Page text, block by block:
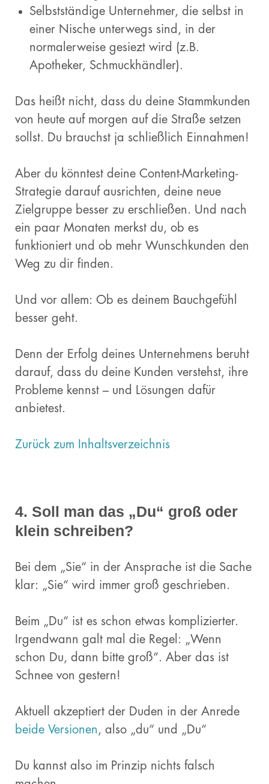
Selbstständige Unternehmer, die selbst in
einer Nische unterwegs sind, in der
normalerweise gesiezt wird (z.B.
Apotheker, Schmuckhändler).
Das heißt nicht, dass du deine Stammkunden
von heute auf morgen auf die Straße setzen
sollst. Du brauchst ja schließlich Einnahmen!
Aber du könntest deine Content-Marketing-
Strategie darauf ausrichten, deine neue
Zielgruppe besser zu erschließen. Und nach
ein paar Monaten merkst du, ob es
funktioniert und ob mehr Wunschkunden den
Weg zu dir finden.
Und vor allem: Ob es deinem Bauchgefühl
besser geht.
Denn der Erfolg deines Unternehmens beruht
darauf, dass du deine Kunden verstehst, ihre
Probleme kennst – und Lösungen dafür
anbietest.
Zurück zum Inhaltsverzeichnis
4. Soll man das „Du“ groß oder
klein schreiben?
Bei dem „Sie“ in der Ansprache ist die Sache
klar: „Sie“ wird immer groß geschrieben.
Beim „Du“ ist es schon etwas komplizierter.
Irgendwann galt mal die Regel: „Wenn
schon Du, dann bitte groß“. Aber das ist
Schnee von gestern!
Aktuell akzeptiert der Duden in der Anrede
beide Versionen, also „du“ und „Du“
Du kannst also im Prinzip nichts falsch